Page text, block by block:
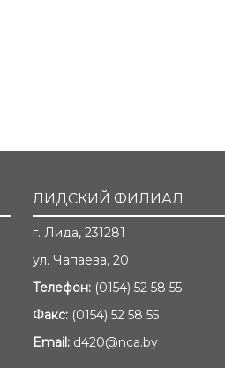
ЛИДСКИЙ ФИЛИАЛ
г. Лида, 231281
ул. Чапаева, 20
Телефон: (0154) 52 58 55
Факс: (0154) 52 58 55
Email: d420@nca.by